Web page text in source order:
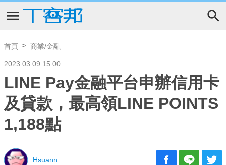
首頁 商業/金融
2023.03.09 15:00
LINE Pay金融平台申辦信用卡
及貸款，最高領LINE POINTS
1,188點
Hsuann